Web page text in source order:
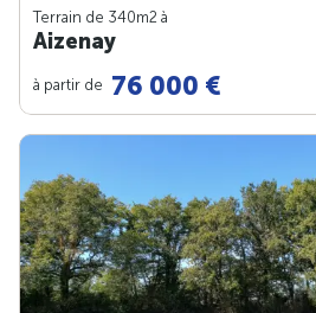
Terrain de 340m2 à
Aizenay
à partir de 76 000 €